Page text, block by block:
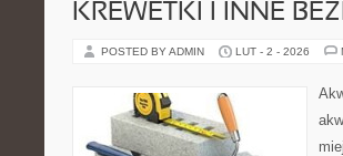
KREWETKI I INNE
POSTED BY ADMIN LUT - 2 - 2026